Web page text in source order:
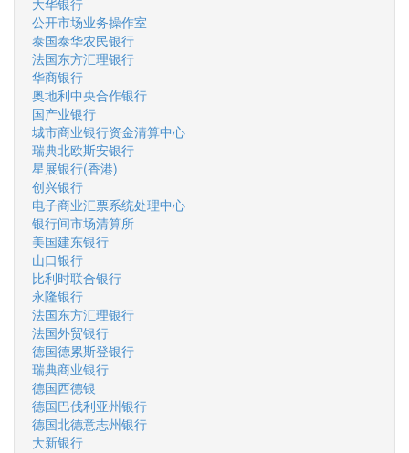
大华银行
公开市场业务操作室
泰国泰华农民银行
法国东方汇理银行
华商银行
奥地利中央合作银行
国产业银行
城市商业银行资金清算中心
瑞典北欧斯安银行
星展银行(香港)
创兴银行
电子商业汇票系统处理中心
银行间市场清算所
美国建东银行
山口银行
比利时联合银行
永隆银行
法国东方汇理银行
法国外贸银行
德国德累斯登银行
瑞典商业银行
德国西德银
德国巴伐利亚州银行
德国北德意志州银行
大新银行